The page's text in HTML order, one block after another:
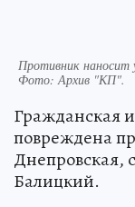
Противник
Фото: Архив "КП".
Гражданская
повреждена
Днепровская,
Балицкий.